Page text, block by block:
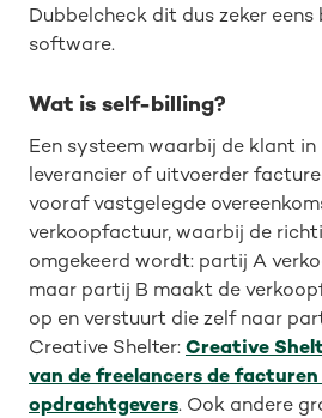
Dubbelcheck dit dus zeker eens
software.
Wat is self-billing?
Een systeem waarbij de klant in
leverancier of uitvoerder
vooraf vastgelegde
verkoopfactuur, waarbij de
omgekeerd wordt: partij A
maar partij B maakt de
op en verstuurt die zelf naar
Creative Shelter: Creative
van de freelancers de facturen
opdrachtgevers. Ook andere